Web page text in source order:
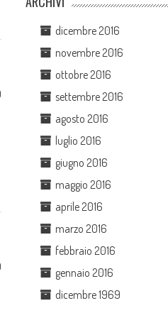
dicembre 2016
novembre 2016
ottobre 2016
settembre 2016
agosto 2016
luglio 2016
giugno 2016
maggio 2016
aprile 2016
marzo 2016
febbraio 2016
gennaio 2016
dicembre 1969